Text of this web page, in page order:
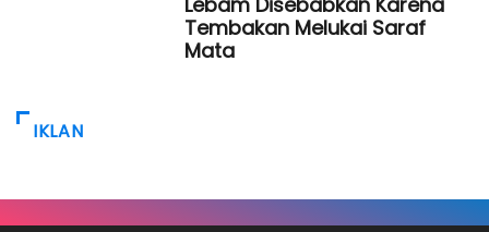
Tembakan Melukai Saraf
Mata
IKLAN